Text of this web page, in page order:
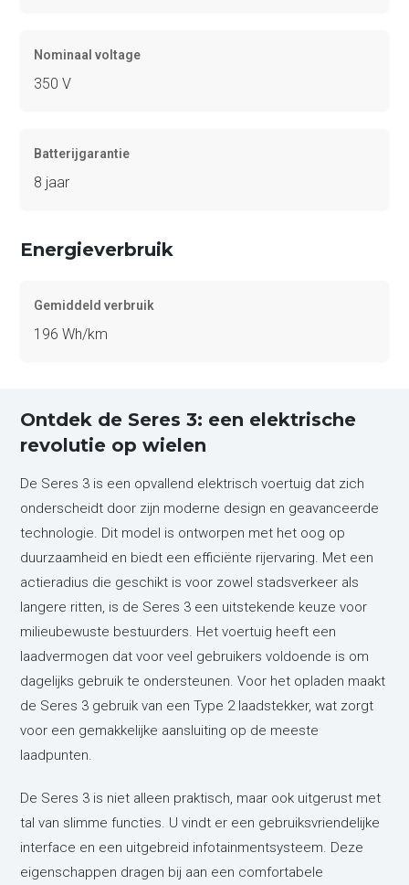
Nominaal voltage
350 V
Batterijgarantie
8 jaar
Energieverbruik
Gemiddeld verbruik
196 Wh/km
Ontdek de Seres 3: een elektrische
revolutie op wielen
De Seres 3 is een opvallend elektrisch voertuig dat zich
onderscheidt door zijn moderne design en geavanceerde
technologie. Dit model is ontworpen met het oog op
duurzaamheid en biedt een efficiënte rijervaring. Met een
actieradius die geschikt is voor zowel stadsverkeer als
langere ritten, is de Seres 3 een uitstekende keuze voor
milieubewuste bestuurders. Het voertuig heeft een
laadvermogen dat voor veel gebruikers voldoende is om
dagelijks gebruik te ondersteunen. Voor het opladen maakt
de Seres 3 gebruik van een Type 2 laadstekker, wat zorgt
voor een gemakkelijke aansluiting op de meeste
laadpunten.
De Seres 3 is niet alleen praktisch, maar ook uitgerust met
tal van slimme functies. U vindt er een gebruiksvriendelijke
interface en een uitgebreid infotainmentsysteem. Deze
eigenschappen dragen bij aan een comfortabele